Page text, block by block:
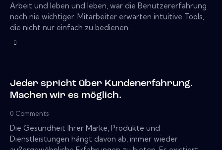
Arbeit und leben und leben, war die Benutzererfahrung
noch nie wichtiger. Mitarbeiter erwarten intuitive Tools,
die nicht nur einfach zu bedienen…
Jeder spricht über Kundenerfahrung.
Machen wir es möglich.
0 Comments
Die Gesundheit Ihrer Marke, Produkte und
Dienstleistungen hängt davon ab, immer wieder